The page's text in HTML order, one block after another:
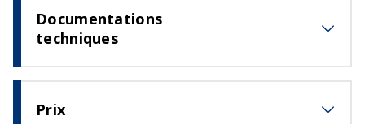
Documentations
techniques
Prix